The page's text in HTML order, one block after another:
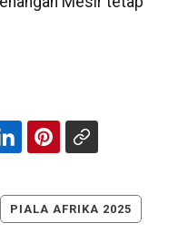
PIALA AFRIKA 2025